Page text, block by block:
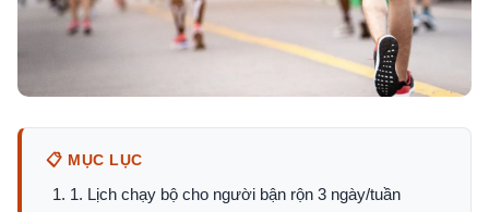
📋 MỤC LỤC
1. Lịch chạy bộ cho người bận rộn 3 ngày/tuần